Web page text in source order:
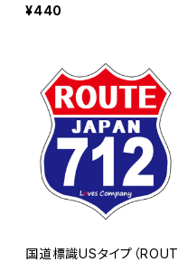
¥440
国道標識USタイプ（ROUT